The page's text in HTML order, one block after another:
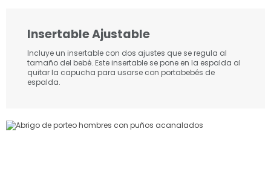
Insertable Ajustable
Incluye un insertable con dos ajustes que se regula al
tamaño del bebé. Este insertable se pone en la espalda al
quitar la capucha para usarse con portabebés de
espalda.